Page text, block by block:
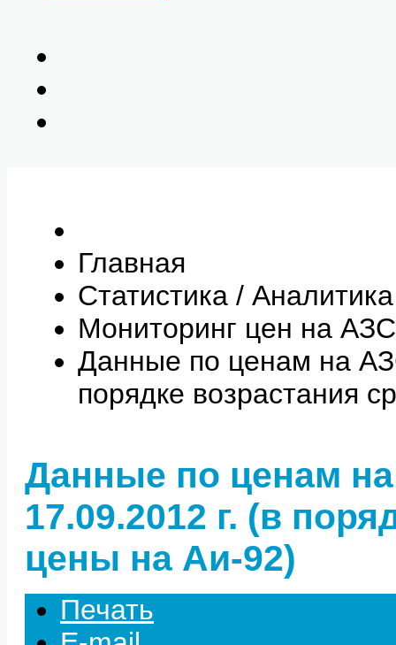
Главная
Статистика / Аналитика
Мониторинг цен на
Данные по ценам на
порядке возрастания
Данные по ценам
17.09.2012 г. (в
цены на Аи-92)
Печать